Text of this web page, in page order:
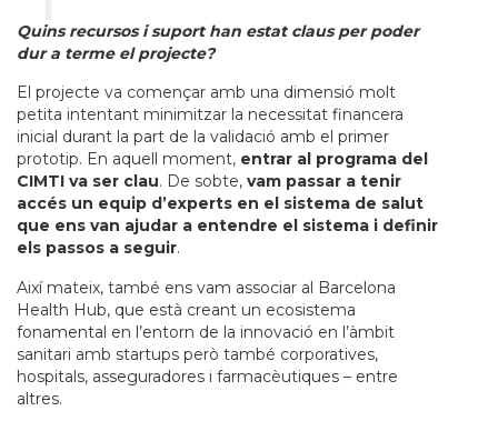
Quins recursos i suport han estat claus per poder
dur a terme el projecte?
El projecte va començar amb una dimensió molt
petita intentant minimitzar la necessitat financera
inicial durant la part de la validació amb el primer
prototip. En aquell moment, entrar al programa del
CIMTI va ser clau. De sobte, vam passar a tenir
accés un equip d’experts en el sistema de salut
que ens van ajudar a entendre el sistema i definir
els passos a seguir.
Així mateix, també ens vam associar al Barcelona
Health Hub, que està creant un ecosistema
fonamental en l’entorn de la innovació en l’àmbit
sanitari amb startups però també corporatives,
hospitals, asseguradores i farmacèutiques – entre
altres.